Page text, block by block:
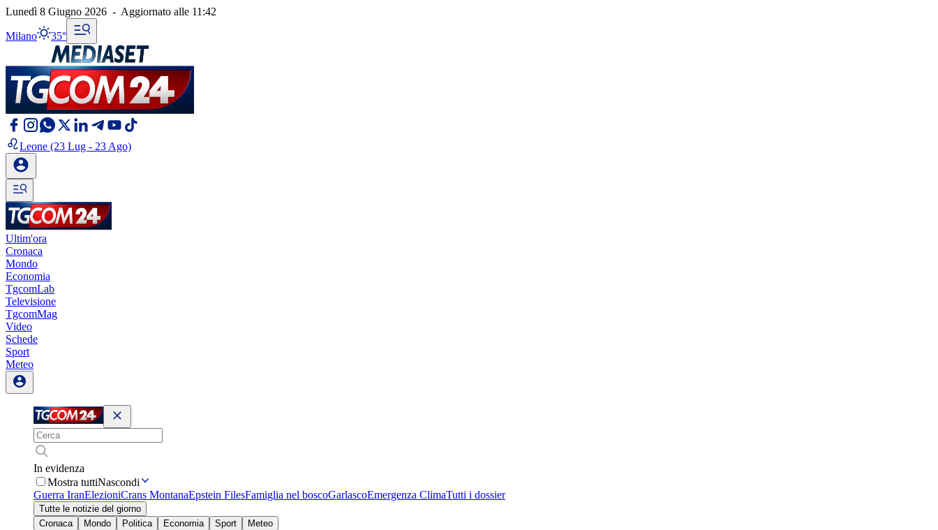
Lunedì 8 Giugno 2026 - Aggiornato alle 11:42
Milano 35°
Leone (23 Lug - 23 Ago)
Ultim'ora
Cronaca
Mondo
Economia
TgcomLab
Televisione
TgcomMag
Video
Schede
Sport
Meteo
In evidenza
Mostra tuttiNascondi
Guerra IranElezioniCrans MontanaEpstein FilesFamiglia nel boscoGarlascoEmergenza ClimaTutti i dossier
Tutte le notizie del giorno
Cronaca
Mondo Politica Economia Sport
Meteo